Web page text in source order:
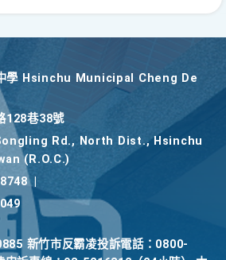
學 Hsinchu Municipal Cheng De
128巷38號
Rd., North Dist., Hsinchu
(R.O.C.)
新竹市反霸凌投訴電話：0800-